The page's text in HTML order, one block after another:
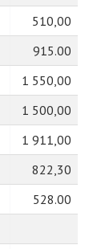
510,00
915.00
1 550,00
1 500,00
1 911,00
822,30
528.00